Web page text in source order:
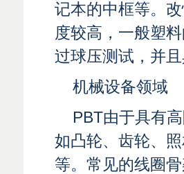
记本的中框等。
度较高，一般塑
过球压测试，并
机械设备领域
PBT由于具有
如凸轮、齿轮、
等。常见的线圈